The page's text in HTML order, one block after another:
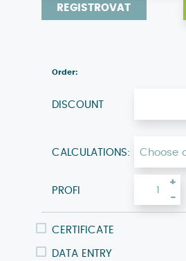
REGISTROVAT
Order:
DISCOUNT
CALCULATIONS:
PROFI
+
-
CERTIFICATE
DATA ENTRY